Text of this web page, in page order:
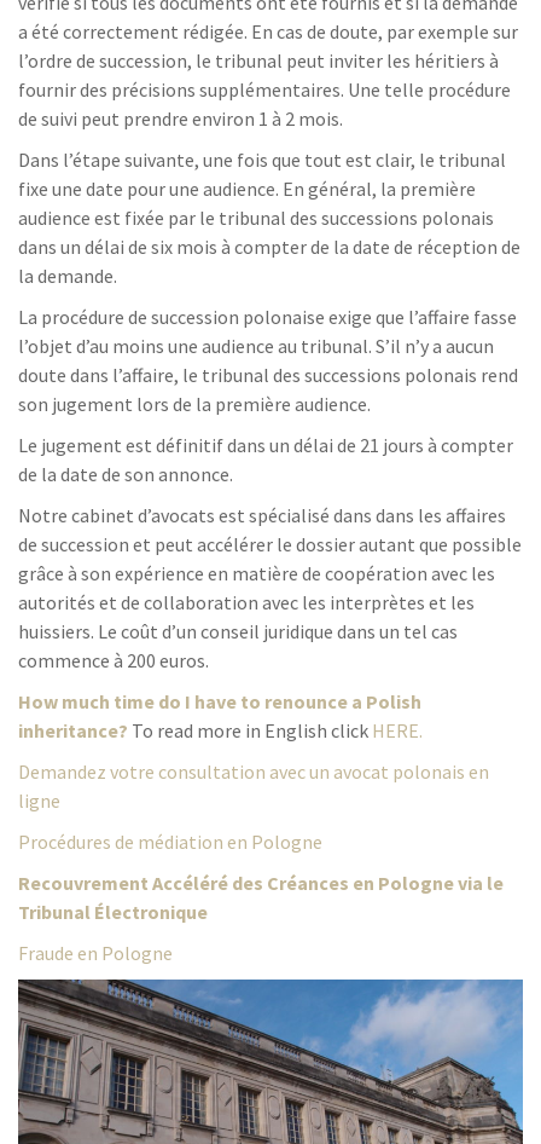
a été correctement rédigée. En cas de doute, par exemple sur
l’ordre de succession, le tribunal peut inviter les héritiers à
fournir des précisions supplémentaires. Une telle procédure
de suivi peut prendre environ 1 à 2 mois.
Dans l’étape suivante, une fois que tout est clair, le tribunal
fixe une date pour une audience. En général, la première
audience est fixée par le tribunal des successions polonais
dans un délai de six mois à compter de la date de réception de
la demande.
La procédure de succession polonaise exige que l’affaire fasse
l’objet d’au moins une audience au tribunal. S’il n’y a aucun
doute dans l’affaire, le tribunal des successions polonais rend
son jugement lors de la première audience.
Le jugement est définitif dans un délai de 21 jours à compter
de la date de son annonce.
Notre cabinet d’avocats est spécialisé dans dans les affaires
de succession et peut accélérer le dossier autant que possible
grâce à son expérience en matière de coopération avec les
autorités et de collaboration avec les interprètes et les
huissiers. Le coût d’un conseil juridique dans un tel cas
commence à 200 euros.
How much time do I have to renounce a Polish
inheritance? To read more in English click HERE.
Demandez votre consultation avec un avocat polonais en
ligne
Procédures de médiation en Pologne
Recouvrement Accéléré des Créances en Pologne via le
Tribunal Électronique
Fraude en Pologne